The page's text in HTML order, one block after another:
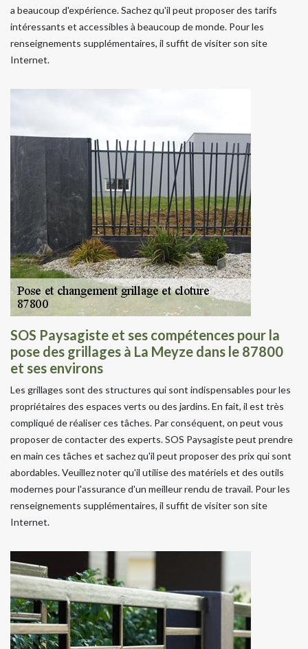
a beaucoup d'expérience. Sachez qu'il peut proposer des tarifs
intéressants et accessibles à beaucoup de monde. Pour les
renseignements supplémentaires, il suffit de visiter son site
Internet.
SOS Paysagiste et ses compétences pour la
pose des grillages à La Meyze dans le 87800
et ses environs
Les grillages sont des structures qui sont indispensables pour les
propriétaires des espaces verts ou des jardins. En fait, il est très
compliqué de réaliser ces tâches. Par conséquent, on peut vous
proposer de contacter des experts. SOS Paysagiste peut prendre
en main ces tâches et sachez qu'il peut proposer des prix qui sont
abordables. Veuillez noter qu'il utilise des matériels et des outils
modernes pour l'assurance d'un meilleur rendu de travail. Pour les
renseignements supplémentaires, il suffit de visiter son site
Internet.